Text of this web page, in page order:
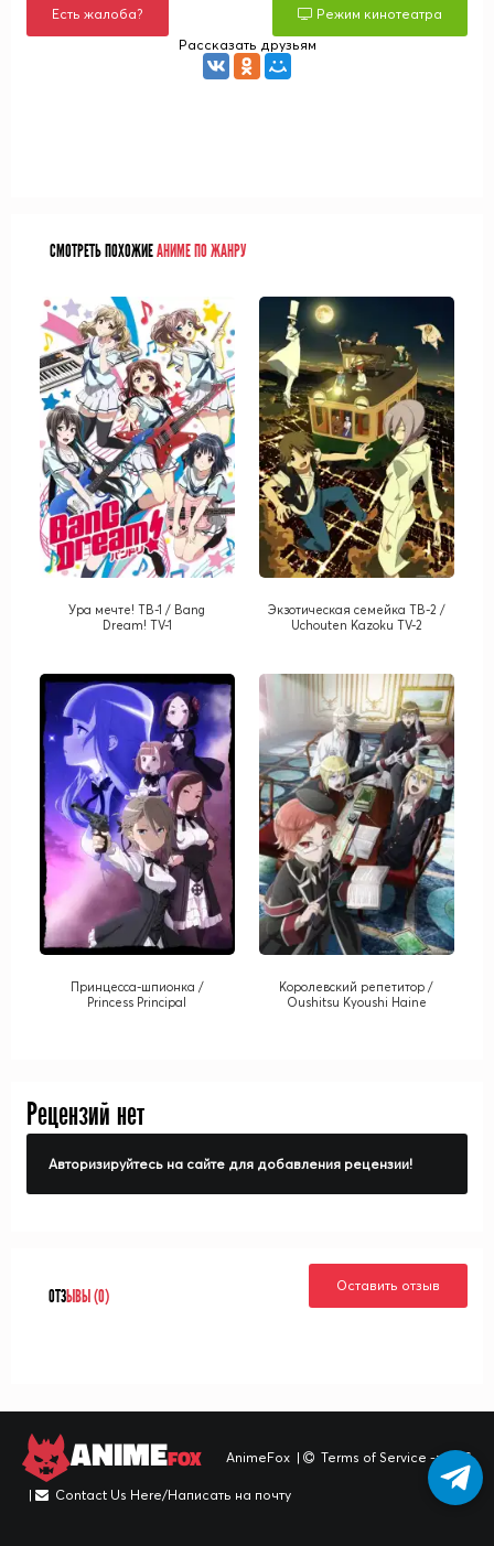
Есть жалоба?
Режим кинотеатра
Рассказать друзьям
СМОТРЕТЬ ПОХОЖИЕАНИМЕ ПО ЖАНРУ
Ура мечте! ТВ-1 / Bang
Dream! TV-1
Экзотическая семейка TB-2 /
Uchouten Kazoku TV-2
Принцесса-шпионка /
Princess Principal
Королевский репетитор /
Oushitsu Kyoushi Haine
Рецензий нет
Авторизируйтесь на сайте для добавления рецензии!
ОТЗЫВЫ (0)
Оставить отзыв
ANIMEFOX AnimeFox | Terms of Service -> TOS
| Contact Us Here/Написать на почту